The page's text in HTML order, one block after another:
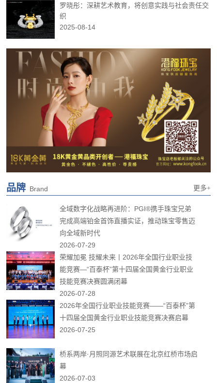
罗晓彤：深耕艺术教育，将创意实践与社会责任交
织
2025-08-14
品牌 Brand 更多+
全域数字化战略再进阶：PGI®携手珠宝兄弟
完成高端铂金首饰直播实证，推动珠宝零售迈
向全域新时代
2026-07-29
荣耀加冕 技耀未来丨2026年全国行业职业技
能竞赛—“百泰杯”第十四届全国黄金行业职业
技能竞赛决赛圆满闭幕
2026-07-28
2026年全国行业职业技能竞赛——“百泰杯”第
十四届全国黄金行业职业技能竞赛决赛启幕
2026-07-25
桥系两岸·月照同源艺术联展在北京红桥市场启
幕
2026-07-03